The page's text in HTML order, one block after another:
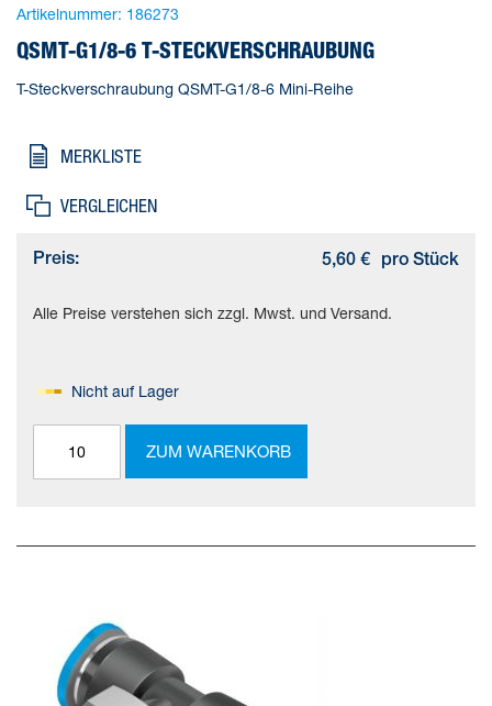
Artikelnummer: 186273
QSMT-G1/8-6 T-STECKVERSCHRAUBUNG
T-Steckverschraubung QSMT-G1/8-6 Mini-Reihe
MERKLISTE
VERGLEICHEN
Preis: 5,60 € pro Stück
Alle Preise verstehen sich zzgl. Mwst. und Versand.
Nicht auf Lager
ZUM WARENKORB